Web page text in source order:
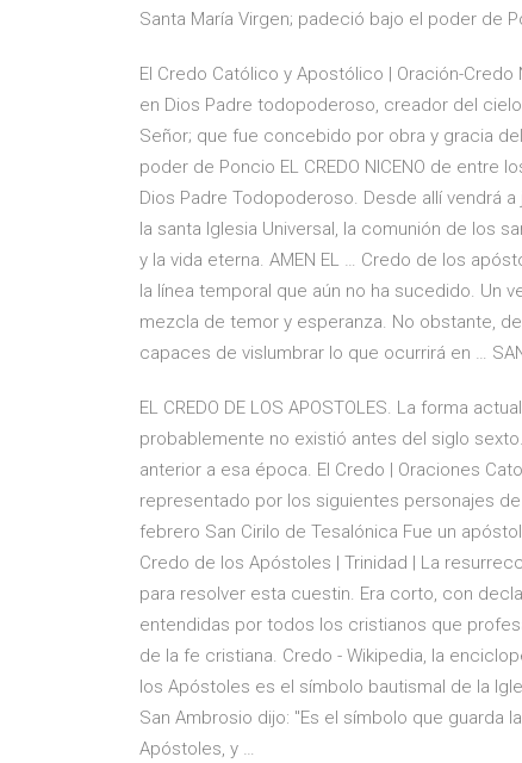
Santa María Virgen; padeció bajo el poder de
El Credo Católico y Apostólico | Oración-
en Dios Padre todopoderoso, creador del
Señor; que fue concebido por obra y gracia
poder de Poncio EL CREDO NICENO de
Dios Padre Todopoderoso. Desde allí vendrá
la santa Iglesia Universal, la comunión de los
y la vida eterna. AMEN EL … Credo de los
la línea temporal que aún no ha sucedido. Un
mezcla de temor y esperanza. No obstante,
capaces de vislumbrar lo que ocurrirá en …
EL CREDO DE LOS APOSTOLES. La forma
probablemente no existió antes del siglo
anterior a esa época. El Credo | Oraciones
representado por los siguientes personajes
febrero San Cirilo de Tesalónica Fue un
Credo de los Apóstoles | Trinidad | La
para resolver esta cuestin. Era corto, con
entendidas por todos los cristianos que
de la fe cristiana. Credo - Wikipedia, la
los Apóstoles es el símbolo bautismal de la
San Ambrosio dijo: "Es el símbolo que guarda
Apóstoles, y …